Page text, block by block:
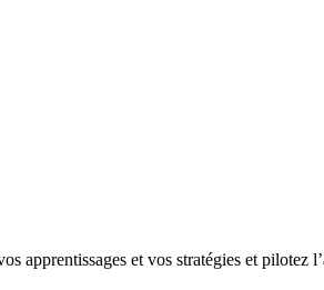
apprentissages et vos stratégies et pilotez